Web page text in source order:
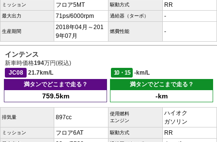
ミッション フロア5MT 駆動方式 RR
最大出力 71ps/6000rpm 過給器（ターボ） -
生産期間
2018年04月～201
9年07月
燃費性能 -
インテンス
新車時価格194万円(税込)
JC08
21.7km/L 10・15
-km/L
満タンでどこまで走る？
759.5km
満タンでどこまで走る？
-km
排気量 897cc
使用燃料
エンジン
ハイオク
ガソリン
ミッション フロア6AT 駆動方式 RR